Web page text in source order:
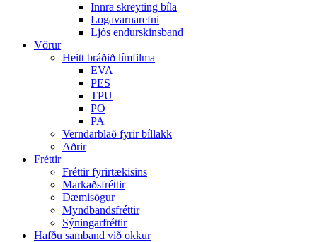
Innra skreyting bíla
Logavarnarefni
Ljós endurskinsband
Vörur
Heitt bráðið límfilma
EVA
PES
TPU
PO
PA
Verndarblað fyrir bíllakk
Aðrir
Fréttir
Fréttir fyrirtækisins
Markaðsfréttir
Dæmisögur
Myndbandsfréttir
Sýningarfréttir
Hafðu samband við okkur